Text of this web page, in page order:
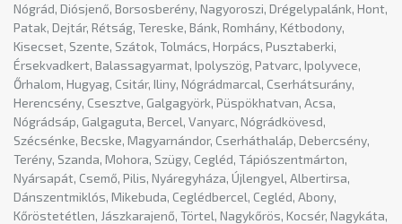
Nógrád, Diósjenő, Borsosberény, Nagyoroszi, Drégelypalánk, Hont,
Patak, Dejtár, Rétság, Tereske, Bánk, Romhány, Kétbodony,
Kisecset, Szente, Szátok, Tolmács, Horpács, Pusztaberki,
Érsekvadkert, Balassagyarmat, Ipolyszög, Patvarc, Ipolyvece,
Őrhalom, Hugyag, Csitár, Iliny, Nógrádmarcal, Cserhátsurány,
Herencsény, Csesztve, Galgagyörk, Püspökhatvan, Acsa,
Nógrádsáp, Galgaguta, Bercel, Vanyarc, Nógrádkövesd,
Szécsénke, Becske, Magyarnándor, Cserháthaláp, Debercsény,
Terény, Szanda, Mohora, Szügy, Cegléd, Tápiószentmárton,
Nyársapát, Csemő, Pilis, Nyáregyháza, Újlengyel, Albertirsa,
Dánszentmiklós, Mikebuda, Ceglédbercel, Cegléd, Abony,
Kőröstetétlen, Jászkarajenő, Törtel, Nagykőrös, Kocsér, Nagykáta,